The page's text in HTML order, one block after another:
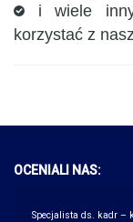
i wiele
korzystać z
OCENIALI NAS:
Specjalista ds. kadr –